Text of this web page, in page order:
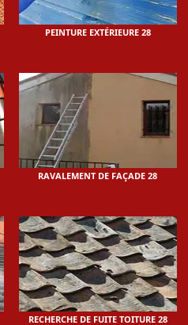
PEINTURE EXTÉRIEURE 28
RAVALEMENT DE FAÇADE 28
RECHERCHE DE FUITE TOITURE 28